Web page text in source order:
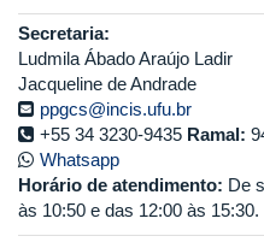
Secretaria:
Ludmila Ábado Araújo Ladir
Jacqueline de Andrade
ppgcs@incis.ufu.br
+55 34 3230-9435 Ramal:
Whatsapp
Horário de atendimento: De
às 10:50 e das 12:00 às 15:30.